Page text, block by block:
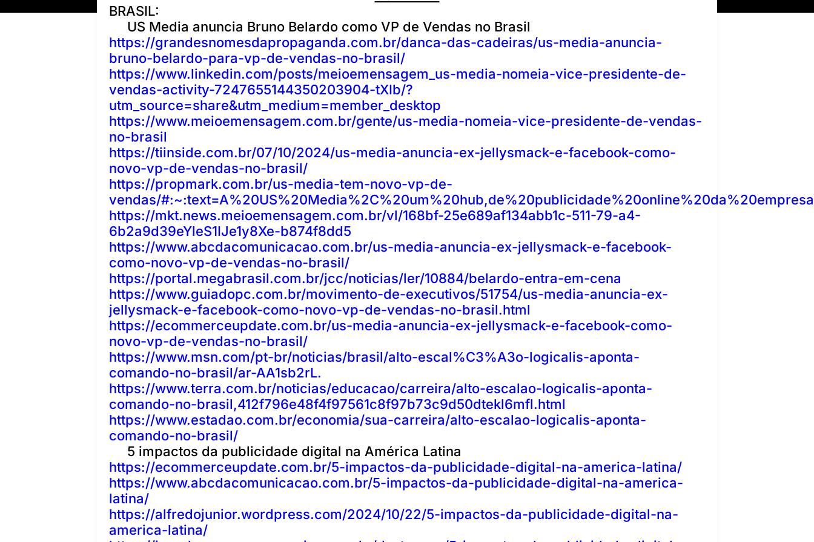
BRASIL:
US Media anuncia Bruno Belardo como VP de Vendas no Brasil
https://grandesnomesdapropaganda.com.br/danca-das-cadeiras/us-media-anuncia-
bruno-belardo-para-vp-de-vendas-no-brasil/
https://www.linkedin.com/posts/meioemensagem_us-media-nomeia-vice-presidente-de-
vendas-activity-7247655144350203904-tXIb/?
utm_source=share&utm_medium=member_desktop
https://www.meioemensagem.com.br/gente/us-media-nomeia-vice-presidente-de-vendas-
no-brasil
https://tiinside.com.br/07/10/2024/us-media-anuncia-ex-jellysmack-e-facebook-como-
novo-vp-de-vendas-no-brasil/
https://propmark.com.br/us-media-tem-novo-vp-de-
vendas/
https://mkt.news.meioemensagem.com.br/vl/168bf-25e689af134abb1c-511-79-a4-
6b2a9d39eYleS1IJe1y8Xe-b874f8dd5
https://www.abcdacomunicacao.com.br/us-media-anuncia-ex-jellysmack-e-facebook-
como-novo-vp-de-vendas-no-brasil/
https://portal.megabrasil.com.br/jcc/noticias/ler/10884/belardo-entra-em-cena
https://www.guiadopc.com.br/movimento-de-executivos/51754/us-media-anuncia-ex-
jellysmack-e-facebook-como-novo-vp-de-vendas-no-brasil.html
https://ecommerceupdate.com.br/us-media-anuncia-ex-jellysmack-e-facebook-como-
novo-vp-de-vendas-no-brasil/
https://www.msn.com/pt-br/noticias/brasil/alto-escal%C3%A3o-logicalis-aponta-
comando-no-brasil/ar-AA1sb2rL.
https://www.terra.com.br/noticias/educacao/carreira/alto-escalao-logicalis-aponta-
comando-no-brasil,412f796e48f4f97561c8f97b73c9d50dtekl6mfl.html
https://www.estadao.com.br/economia/sua-carreira/alto-escalao-logicalis-aponta-
comando-no-brasil/
5 impactos da publicidade digital na América Latina
https://ecommerceupdate.com.br/5-impactos-da-publicidade-digital-na-america-latina/
https://www.abcdacomunicacao.com.br/5-impactos-da-publicidade-digital-na-america-
latina/
https://alfredojunior.wordpress.com/2024/10/22/5-impactos-da-publicidade-digital-na-
america-latina/